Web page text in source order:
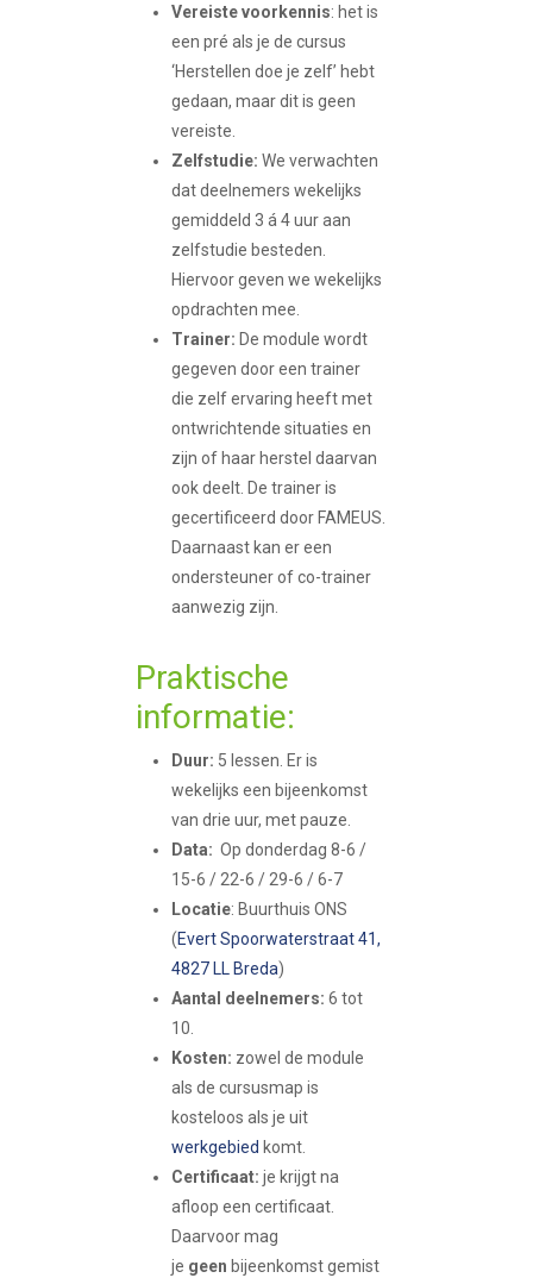
Vereiste voorkennis: het is
een pré als je de cursus
‘Herstellen doe je zelf’ hebt
gedaan, maar dit is geen
vereiste.
Zelfstudie: We verwachten
dat deelnemers wekelijks
gemiddeld 3 á 4 uur aan
zelfstudie besteden.
Hiervoor geven we wekelijks
opdrachten mee.
Trainer: De module wordt
gegeven door een trainer
die zelf ervaring heeft met
ontwrichtende situaties en
zijn of haar herstel daarvan
ook deelt. De trainer is
gecertificeerd door FAMEUS.
Daarnaast kan er een
ondersteuner of co-trainer
aanwezig zijn.
Praktische
informatie:
Duur: 5 lessen. Er is
wekelijks een bijeenkomst
van drie uur, met pauze.
Data: Op donderdag 8-6 /
15-6 / 22-6 / 29-6 / 6-7
Locatie: Buurthuis ONS
(Evert Spoorwaterstraat 41,
4827 LL Breda)
Aantal deelnemers: 6 tot
10.
Kosten: zowel de module
als de cursusmap is
kosteloos als je uit
werkgebied komt.
Certificaat: je krijgt na
afloop een certificaat.
Daarvoor mag
je geen bijeenkomst gemist